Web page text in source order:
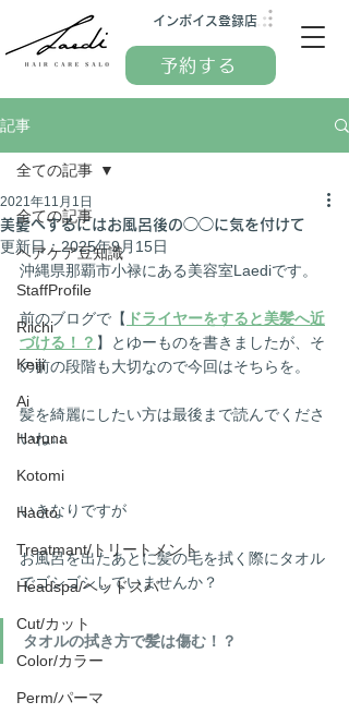
予約する
インボイス登録店
記事
全ての記事
ヘアケア豆知識
StaffProfile
Riichi
Keiji
Ai
Haruna
Kotomi
Haoto
Treatmant/トリートメント
Headspa/ヘッドスパ
Cut/カット
Color/カラー
Perm/パーマ
全ての記事
美髪へするにはお風呂後の◯◯に気を付けて
2021年11月1日
更新日： 2025年9月15日
沖縄県那覇市小禄にある美容室Laediです。
前のブログで【 ドライヤーをすると美髪へ近
づける！？ 】とゆーものを書きましたが、そ
の前の段階も大切なので今回はそちらを。
髪を綺麗にしたい方は最後まで読んでくださ
いね↓↓
いきなりですが
お風呂を出たあとに髪の毛を拭く際にタオル
でゴシゴシしていませんか？
タオルの拭き方で髪は傷む！？